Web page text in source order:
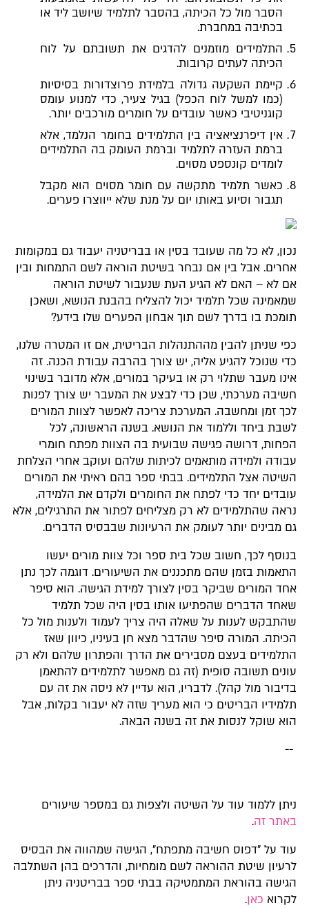
הסבר מול כל הכיתה, בהסבר לתלמיד שיושב ליד או
בכתיבה במחברת.
התלמידים מוזמנים להדגים את תשובתם על לוח
הכיתה לעתים קרובות.
קיימת השקעה גדולה בלמידת פרוצדורות בסיסיות
(כמו למשל לוח הכפל) בגיל צעיר, כדי למנוע עומס
קוגניטיבי כאשר עובדים על חומרים מורכבים יותר.
אין דיפרנציאציה בין התלמידים בחומר הנלמד, אלא
ברמת העזרה לתלמיד וברמת העומק בה התלמידים
לומדים קונספט מסוים.
כאשר תלמיד מתקשה עם חומר מסוים הוא מקבל
תגבור וסיוע באותו יום על מנת שלא ייווצרו פערים.
נכון, לא כל מה שעובד בסין או בבריטניה יעבוד גם במקומות
אחרים. אבל בין אם נבחר בשיטת הוראה לשם התמחות ובין
אם לא – האם לא הגיע העת שנעבור לשיטת הוראה
שמאמינה שכל תלמיד יכול להצליח בהבנת הנושא, ושאכן
תומכת בו בדרך לשם תוך אבחון הפערים שלו בידע?
כפי שניתן להבין מההתנהלות הבריטית, אם זו המטרה שלנו,
כדי שנוכל להגיע אליה, יש צורך בהרבה עבודת הכנה. זה
אינו מעבר שתלוי רק או בעיקר במורים, אלא מדובר בשינוי
חשיבה מערכתי, שכן כדי לבצע את המעבר יש צורך לפנות
לכך זמן ומחשבה. המערכת צריכה לאפשר לצוות המורים
לשבת ביחד וללמוד את הנושא. בשנה הראשונה, לכל
הפחות, דרושה פגישה שבועית בה הצוות מפתח חומרי
עבודה ולמידה מותאמים לכיתות שלהם ועוקב אחרי הצלחת
השיטה אצל התלמידים. בבתי ספר בהם ראיתי את המורים
עובדים יחד כדי לפתח את החומרים ולקדם את הלמידה,
נראה שהתלמידים לא רק מצליחים לפתור את התרגילים, אלא
גם מבינים יותר לעומק את הרעיונות שבבסיס הדברים.
בנוסף לכך, חשוב שכל בית ספר וכל צוות מורים יעשו
התאמות בזמן שהם מתכננים את השיעורים. דוגמה לכך נתן
אחד המורים שביקר בסין לצורך למידת הגישה. הוא סיפר
שאחד הדברים שהפתיעו אותו בסין היה שכל תלמיד
שהתבקש לענות על שאלה היה צריך לעמוד ולענות מול כל
הכיתה. המורה סיפר שהדבר מצא חן בעיניו, כיוון שאז
התלמידים בעצם מסבירים את הדרך והפתרון שלהם ולא רק
עונים תשובה סופית (זה גם מאפשר לתלמידים להתאמן
בדיבור מול קהל). לדבריו, הוא עדיין לא ניסה את זה עם
תלמידיו הבריטים כי הוא מעריך שזה לא יעבור בקלות, אבל
הוא שוקל לנסות את זה בשנה הבאה.
--
ניתן ללמוד עוד על השיטה ולצפות גם במספר שיעורים
באתר זה.
עוד על "דפוס חשיבה מתפתח", הגישה שמהווה את הבסיס
לרעיון שיטת ההוראה לשם מומחיות, והדרכים בהן השתלבה
הגישה בהוראת המתמטיקה בבתי ספר בבריטניה ניתן
לקרוא כאן.